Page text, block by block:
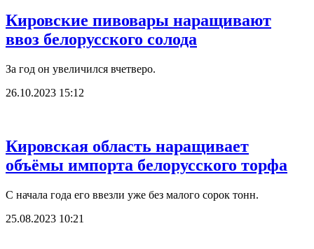
Кировские пивовары наращивают
ввоз белорусского солода
За год он увеличился вчетверо.
26.10.2023 15:12
Кировская область наращивает
объёмы импорта белорусского торфа
С начала года его ввезли уже без малого сорок тонн.
25.08.2023 10:21